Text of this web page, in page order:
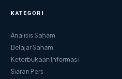
KATEGORI
Analisis Saham
Belajar Saham
Keterbukaan Informasi
Siaran Pers